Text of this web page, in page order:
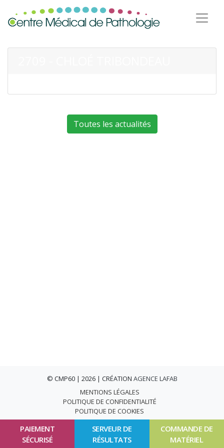
PAIEMENT
SÉCURISÉ
SERVEUR DE
RÉSULTATS
COMMANDE DE
MATÉRIEL
Toutes les actualités
© CMP60 | 2026 | CRÉATION AGENCE LAFAB
MENTIONS LÉGALES
POLITIQUE DE CONFIDENTIALITÉ
POLITIQUE DE COOKIES